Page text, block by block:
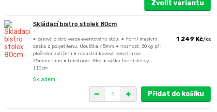
Zvolit variantu
Skládací bistro stolek 80cm
• barová bistro verze eventového stolu • horní masivní
deska z polyetilenu, tloušťka 45mm • nosnost: 50kg při
plošném zatížení • robustní kovová konstrukce
25mmx1mm • hmotnost: 8kg • výška horní desky:
110cm
1 249 Kč/ks
Skladem
Přidat do košíku